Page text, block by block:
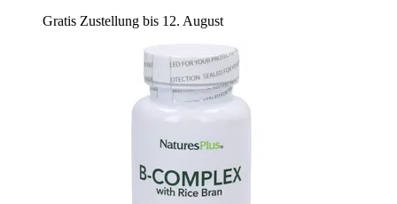
Gratis Zustellung bis 12. August